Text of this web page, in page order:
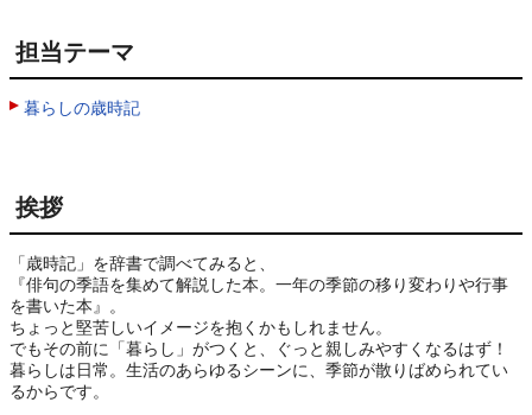
担当テーマ
暮らしの歳時記
挨拶
「歳時記」を辞書で調べてみると、
『俳句の季語を集めて解説した本。一年の季節の移り変わりや行事
を書いた本』。
ちょっと堅苦しいイメージを抱くかもしれません。
でもその前に「暮らし」がつくと、ぐっと親しみやすくなるはず！
暮らしは日常。生活のあらゆるシーンに、季節が散りばめられてい
るからです。